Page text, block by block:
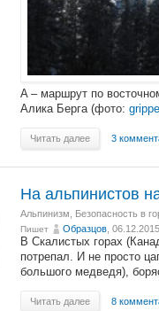
A – маршрут по
Алика Берга (фото:
Читать далее 3
На альпинистов
Альпинизм Безопасность в
Пишет Образцов ,
В Скалистых горах
потрепал. И не просто
большого медведя),
Читать далее 8